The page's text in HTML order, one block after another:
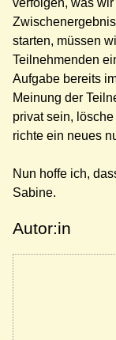
starten, müssen
Teilnehmenden
Aufgabe bereits
Meinung der
privat sein,
richte ein neues
Nun hoffe ich,
Sabine.
Autor:in